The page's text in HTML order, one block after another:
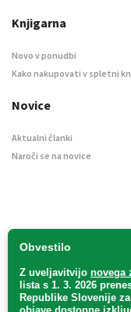
Obvestilo
Z uveljavitvijo novega
lista s 1. 3. 2026
Republike Slovenije
Knjigarna
Novo v ponudbi
Kako nakupovati v spletni
Novice
Aktualni članki
Naroči se na novice